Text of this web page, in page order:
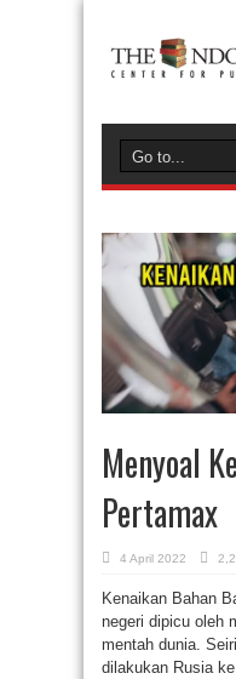
Menyoal
Pertamax
4 April 2022
Kenaikan Bahan
negeri dipicu oleh
mentah dunia.
dilakukan Rusia